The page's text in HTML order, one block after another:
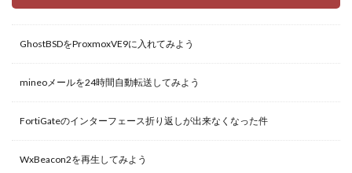
GhostBSDをProxmoxVE9に入れてみよう
mineoメールを24時間自動転送してみよう
FortiGateのインターフェース折り返しが出来なくなった件
WxBeacon2を再生してみよう